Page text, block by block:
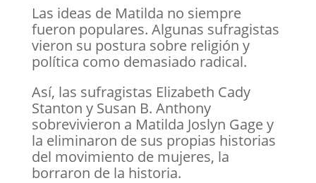
Las ideas de Matilda no siempre
fueron populares. Algunas sufragistas
vieron su postura sobre religión y
política como demasiado radical.
Así, las sufragistas Elizabeth Cady
Stanton y Susan B. Anthony
sobrevivieron a Matilda Joslyn Gage y
la eliminaron de sus propias historias
del movimiento de mujeres, la
borraron de la historia.